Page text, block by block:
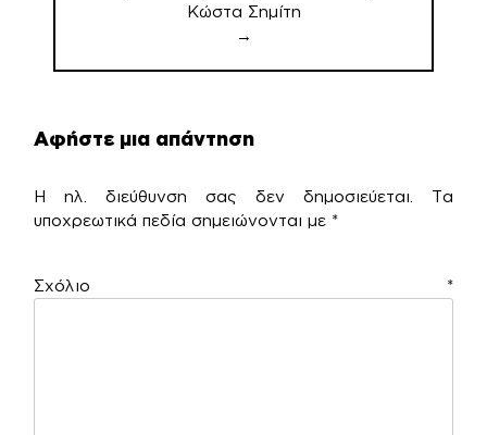
Κώστα Σημίτη
→
Αφήστε μια απάντηση
Η ηλ. διεύθυνση σας δεν δημοσιεύεται.
Τα
υποχρεωτικά πεδία σημειώνονται με *
Σχόλιο *